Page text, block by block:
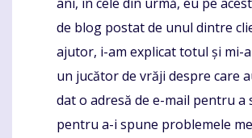
de blog postat de unul dintre
ajutor, i-am explicat totul și mi-
un jucător de vrăji despre care
dat o adresă de e-mail pentru a
pentru a-i spune problemele